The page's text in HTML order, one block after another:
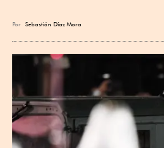
Por Sebastián Díaz Mora